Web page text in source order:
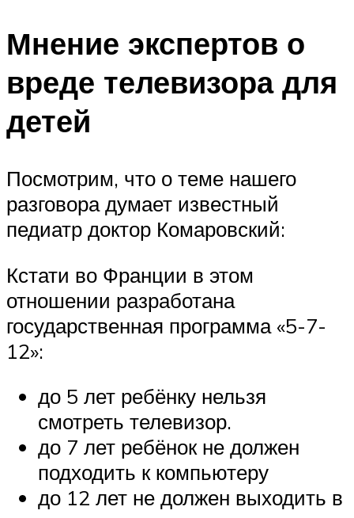
Мнение экспертов о
вреде телевизора для
детей
Посмотрим, что о теме нашего
разговора думает известный
педиатр доктор Комаровский:
Кстати во Франции в этом
отношении разработана
государственная программа «5-7-
12»:
до 5 лет ребёнку нельзя
смотреть телевизор.
до 7 лет ребёнок не должен
подходить к компьютеру
до 12 лет не должен выходить в